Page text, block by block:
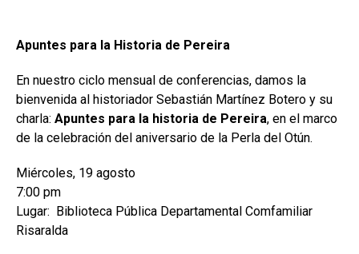
Apuntes para la Historia de Pereira
En nuestro ciclo mensual de conferencias, damos la
bienvenida al historiador Sebastián Martínez Botero y su
charla: Apuntes para la historia de Pereira, en el marco
de la celebración del aniversario de la Perla del Otún.
Miércoles, 19 agosto
7:00 pm
Lugar: Biblioteca Pública Departamental Comfamiliar
Risaralda